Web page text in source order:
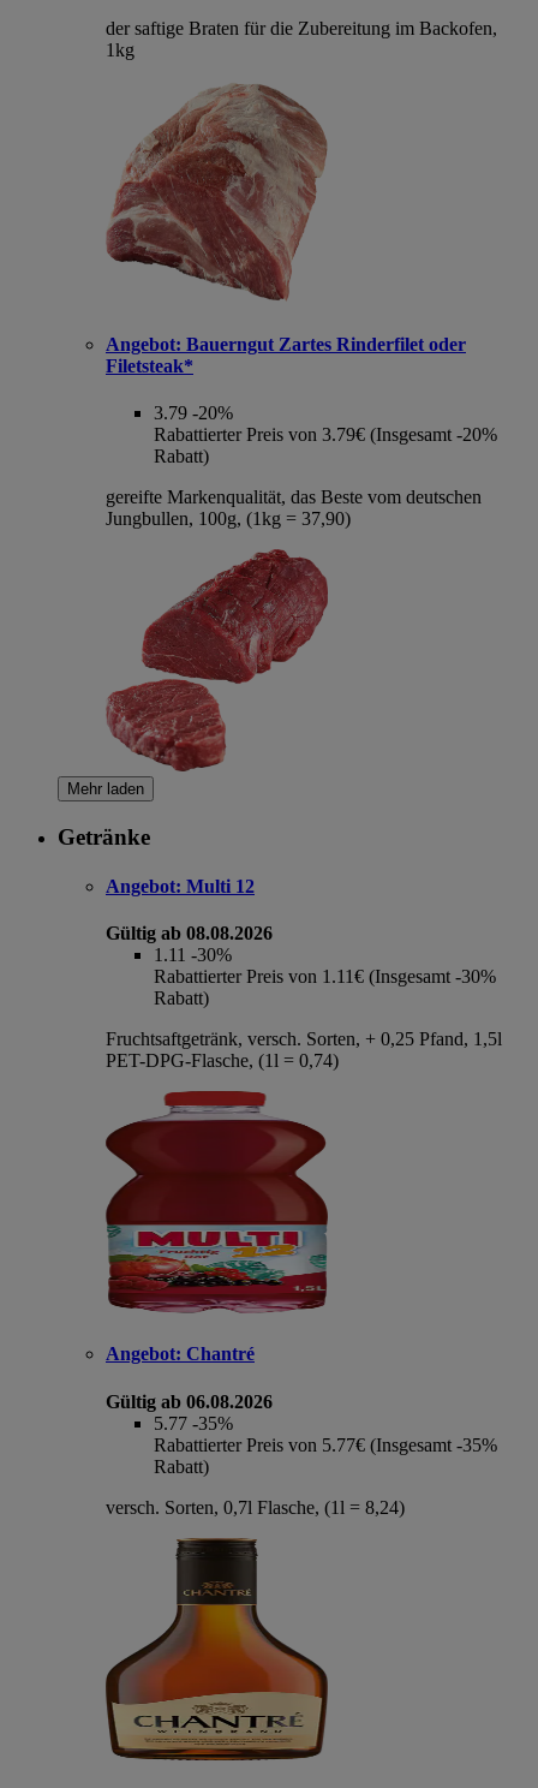
der saftige Braten für die Zubereitung im Backofen,
1kg
Angebot: Bauerngut Zartes Rinderfilet oder
Filetsteak*
3.79 -20%
Rabattierter Preis von 3.79€ (Insgesamt -20%
Rabatt)
gereifte Markenqualität, das Beste vom deutschen
Jungbullen, 100g, (1kg = 37,90)
Mehr laden
Getränke
Angebot: Multi 12
Gültig ab 08.08.2026
1.11 -30%
Rabattierter Preis von 1.11€ (Insgesamt -30%
Rabatt)
Fruchtsaftgetränk, versch. Sorten, + 0,25 Pfand, 1,5l
PET-DPG-Flasche, (1l = 0,74)
Angebot: Chantré
Gültig ab 06.08.2026
5.77 -35%
Rabattierter Preis von 5.77€ (Insgesamt -35%
Rabatt)
versch. Sorten, 0,7l Flasche, (1l = 8,24)